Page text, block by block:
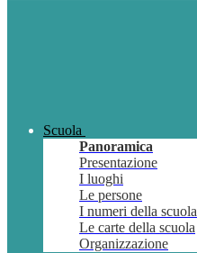
Scuola
Panoramica
Presentazione
I luoghi
Le persone
I numeri della scuola
Le carte della scuola
Organizzazione